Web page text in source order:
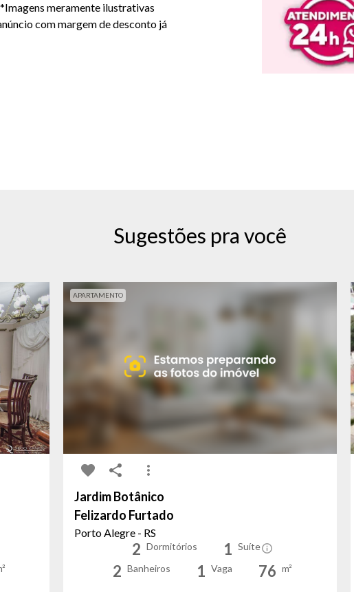
meramente ilustrativas
com margem de desconto já
Sugestões pra você
APARTAMENTO
Jardim Botânico
Felizardo Furtado
Porto Alegre - RS
2 Dormitórios 1 Suíte
2 Banheiros 1 Vaga 76 m²